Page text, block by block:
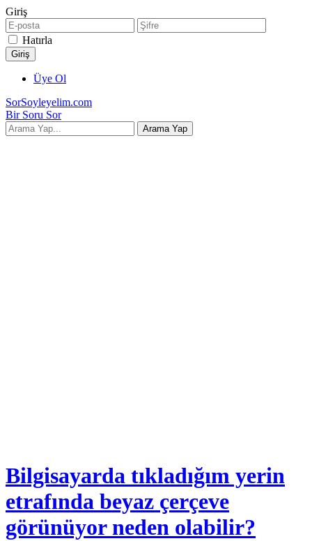
Giriş
Hatırla
Üye Ol
SorSoyleyelim.com
Bir Soru Sor
Bilgisayarda tıkladığım yerin
etrafında beyaz çerçeve
görünüyor neden olabilir?